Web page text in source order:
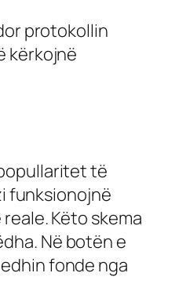
protokollin
kërkojnë
të
funksionojnë
Këto skema
Në botën e
fonde nga